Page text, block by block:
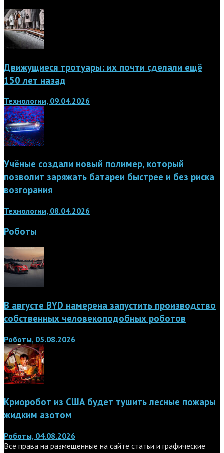
Движущиеся тротуары: их почти сделали ещё
150 лет назад
Технологии, 09.04.2026
Учёные создали новый полимер, который
позволит заряжать батареи быстрее и без риска
возгорания
Технологии, 08.04.2026
Роботы
В августе BYD намерена запустить производство
собственных человекоподобных роботов
Роботы, 05.08.2026
Криоробот из США будет тушить лесные пожары
жидким азотом
Роботы, 04.08.2026
Все права на размещенные на сайте статьи и графические